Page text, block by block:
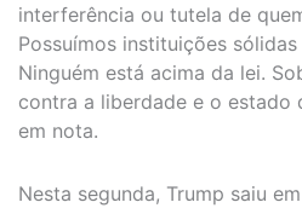
interferência ou tutela de
Possuímos instituições
Ninguém está acima da lei.
contra a liberdade e o estado
em nota.
Nesta segunda, Trump saiu